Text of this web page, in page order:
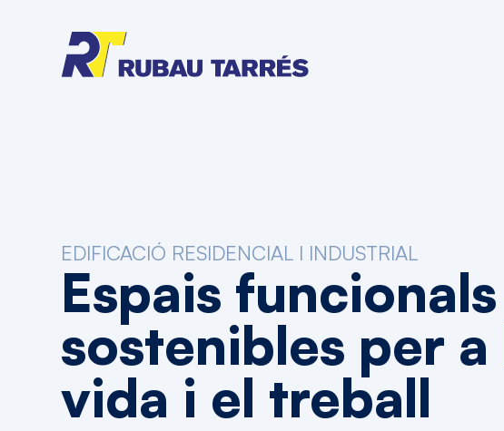
EDIFICACIÓ RESIDENCIAL I INDUSTRIAL
Espais funcionals
sostenibles per a
vida i el treball